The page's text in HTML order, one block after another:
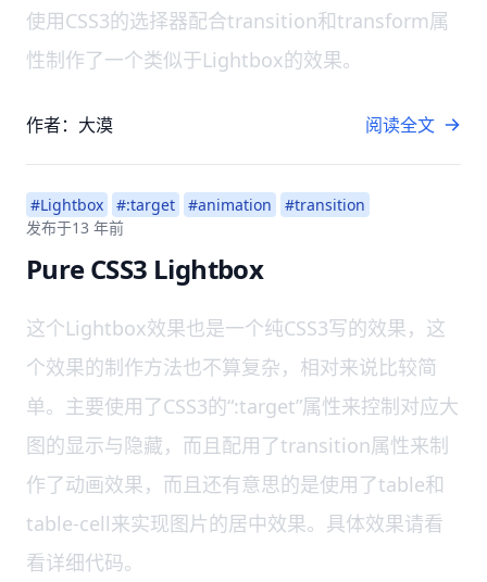
使用CSS3的选择器配合transition和transform属
性制作了一个类似于Lightbox的效果。
作者：大漠 阅读全文
#Lightbox #:target #animation
#transition
发布于13 年前
Pure CSS3 Lightbox
这个Lightbox效果也是一个纯CSS3写的效果，这
个效果的制作方法也不算复杂，相对来说比较简
单。主要使用了CSS3的“:target”属性来控制对应大
图的显示与隐藏，而且配用了transition属性来制
作了动画效果，而且还有意思的是使用了table和
table-cell来实现图片的居中效果。具体效果请看
看详细代码。